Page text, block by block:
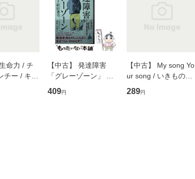
命力 / チ
チー / キュ
ド [CD]
送料無料】
【中古】 発達障害
「グレーゾーン」 そ
の正しい理解と克服法
(SB新書 572) / 岡田尊
409円
【中古】 My song Yo
ur song / いきものが
かり / [CD]【メール便
送料無料】
289円